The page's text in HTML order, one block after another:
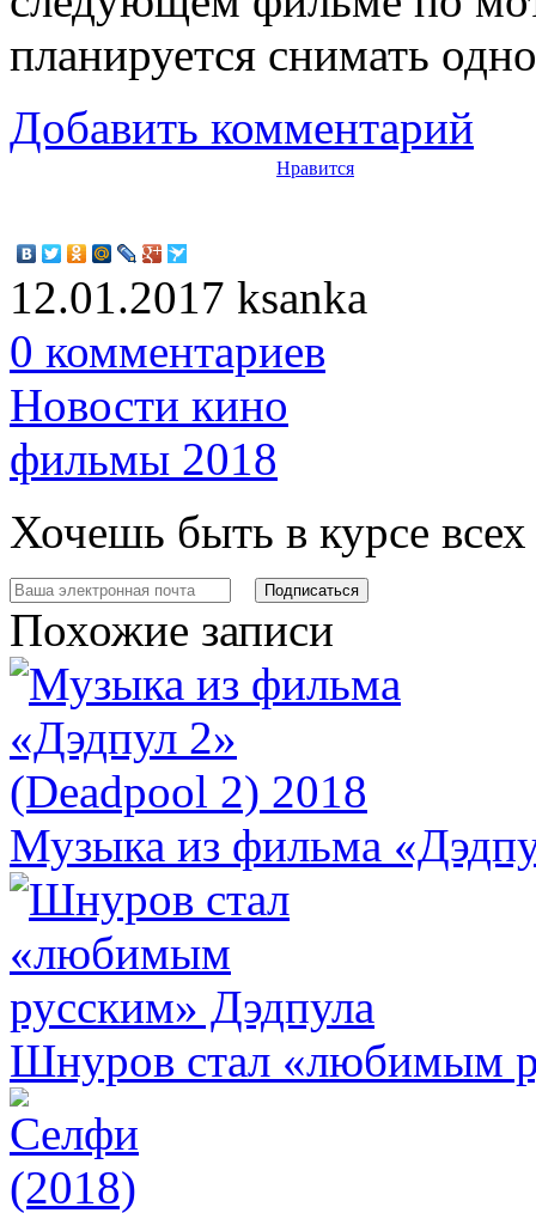
планируется снимать
Добавить комментарий
Нравится
12.01.2017 ksanka
0 комментариев
Новости кино
фильмы 2018
Хочешь быть в курсе
Похожие записи
Музыка из фильма
Шнуров стал «любимым